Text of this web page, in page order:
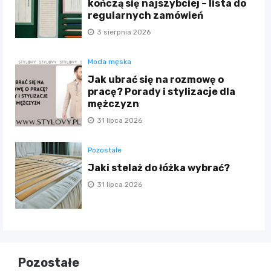
kończą się najszybciej – lista do
regularnych zamówień
3 sierpnia 2026
Moda męska
Jak ubrać się na rozmowę o
pracę? Porady i stylizacje dla
mężczyzn
31 lipca 2026
Pozostałe
Jaki stelaż do łóżka wybrać?
31 lipca 2026
Pozostałe